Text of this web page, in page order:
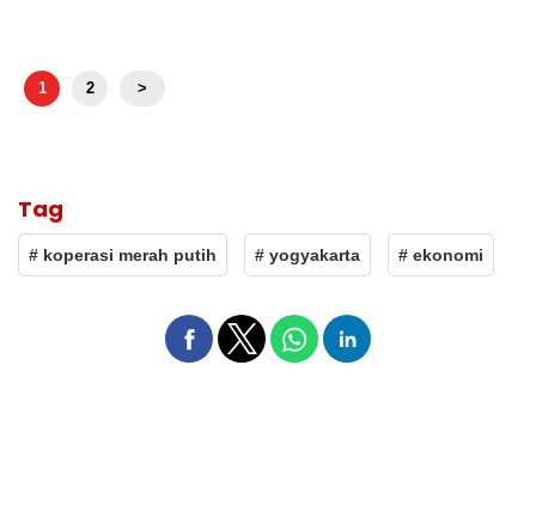
1 2 >
Tag
# koperasi merah putih # yogyakarta # ekonomi